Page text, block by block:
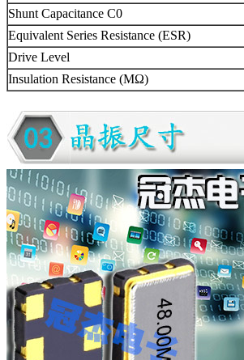
Shunt Capacitance C0
Equivalent Series Resistance (ESR)
Drive Level
Insulation Resistance (MΩ)